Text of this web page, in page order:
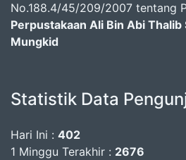
No.188.4/45/209/2007 tentang
Perpustakaan Ali Bin Abi Thalib
Mungkid
Statistik Data
Hari Ini : 402
1 Minggu Terakhir : 2676